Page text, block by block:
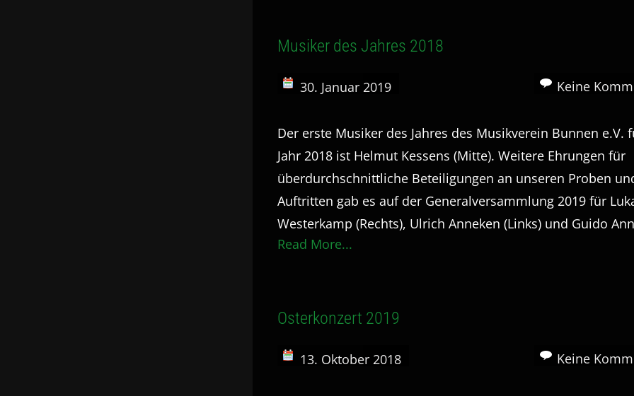
Musiker des Jahres 2018
30. Januar 2019 Keine
Der erste Musiker des Jahres des Musikverein Bunnen e.V.
Jahr 2018 ist Helmut Kessens (Mitte). Weitere Ehrungen für
überdurchschnittliche Beteiligungen an unseren Proben
Auftritten gab es auf der Generalversammlung 2019 für
Westerkamp (Rechts), Ulrich Anneken (Links) und Guido
Read More...
Osterkonzert 2019
13. Oktober 2018 Keine